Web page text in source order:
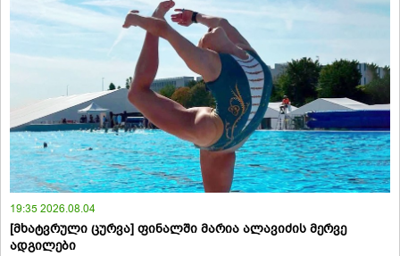
19:35 2026.08.04
[მხატვრული ცურვა] ფინალში მარია ალავიძის მერვე
ადგილები